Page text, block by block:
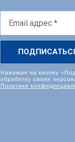
адрес
*
Нажимая на кнопку
обработку своих
Политике